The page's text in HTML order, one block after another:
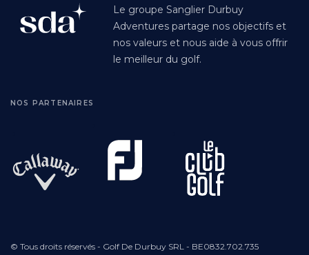
Le groupe Sanglier Durbuy
Adventures partage nos objectifs et
nos valeurs et nous aide à vous offrir
le meilleur du golf.
NOS PARTENAIRES
© Tous droits réservés - Golf De Durbuy SRL - BE0832.702.735